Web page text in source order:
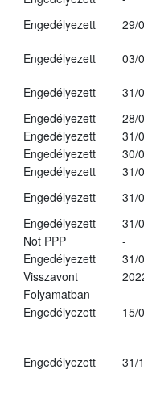
Engedélyezett
29/
Engedélyezett
03/
Engedélyezett
31/
Engedélyezett
28/
Engedélyezett
31/
Engedélyezett
30/
Engedélyezett
31/
Engedélyezett
31/
Engedélyezett
31/
Not PPP
-
Engedélyezett
31/
Visszavont
Folyamatban
-
Engedélyezett
15/
Engedélyezett 31/